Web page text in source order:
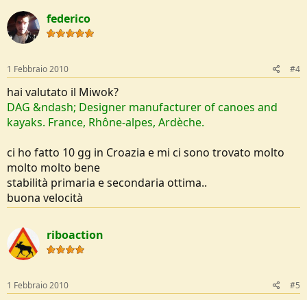
federico
1 Febbraio 2010 #4
hai valutato il Miwok?
DAG &ndash; Designer manufacturer of canoes and
kayaks. France, Rhône-alpes, Ardèche.
ci ho fatto 10 gg in Croazia e mi ci sono trovato molto
molto molto bene
stabilità primaria e secondaria ottima..
buona velocità
riboaction
1 Febbraio 2010 #5